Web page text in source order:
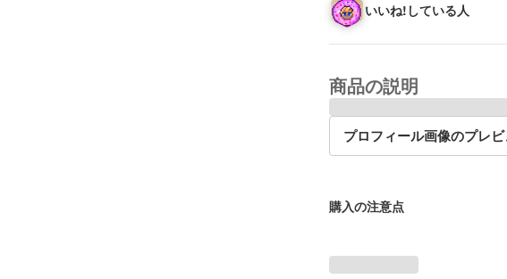
いいね!している人
商品の説明
プロフィール画像のプレ
購入の注意点